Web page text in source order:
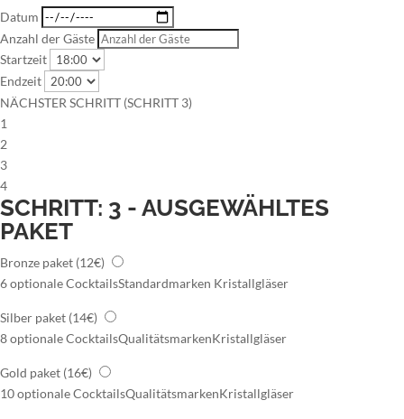
Datum
Anzahl der Gäste
Startzeit
Endzeit
NÄCHSTER SCHRITT (SCHRITT 3)
1
2
3
4
SCHRITT: 3 - AUSGEWÄHLTES
PAKET
Bronze paket (12€)
6 optionale CocktailsStandardmarken Kristallgläser
Silber paket (14€)
8 optionale CocktailsQualitätsmarkenKristallgläser
Gold paket (16€)
10 optionale CocktailsQualitätsmarkenKristallgläser